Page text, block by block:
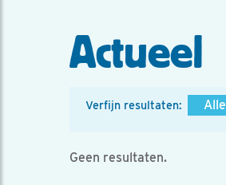
Actueel
Verfijn resultaten:
Geen resultaten.